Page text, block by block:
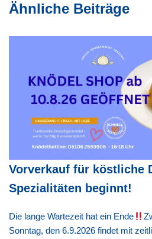
Ähnliche Beiträge
Vorverkauf für köstliche
Spezialitäten beginnt!
Die lange Wartezeit hat ein Ende
Sonntag, den 6.9.2026 findet mit